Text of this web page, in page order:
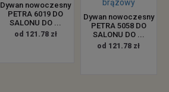
Dywan nowoczesny
PETRA 6019 DO
SALONU DO ...
od 121.78 zł
Dywan nowoczesny
PETRA 5058 DO
SALONU DO ...
od 121.78 zł